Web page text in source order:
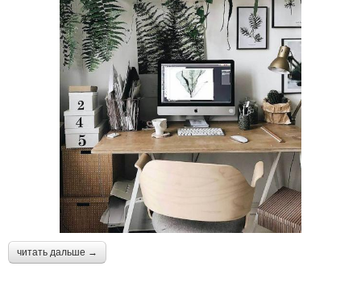
читать дальше →